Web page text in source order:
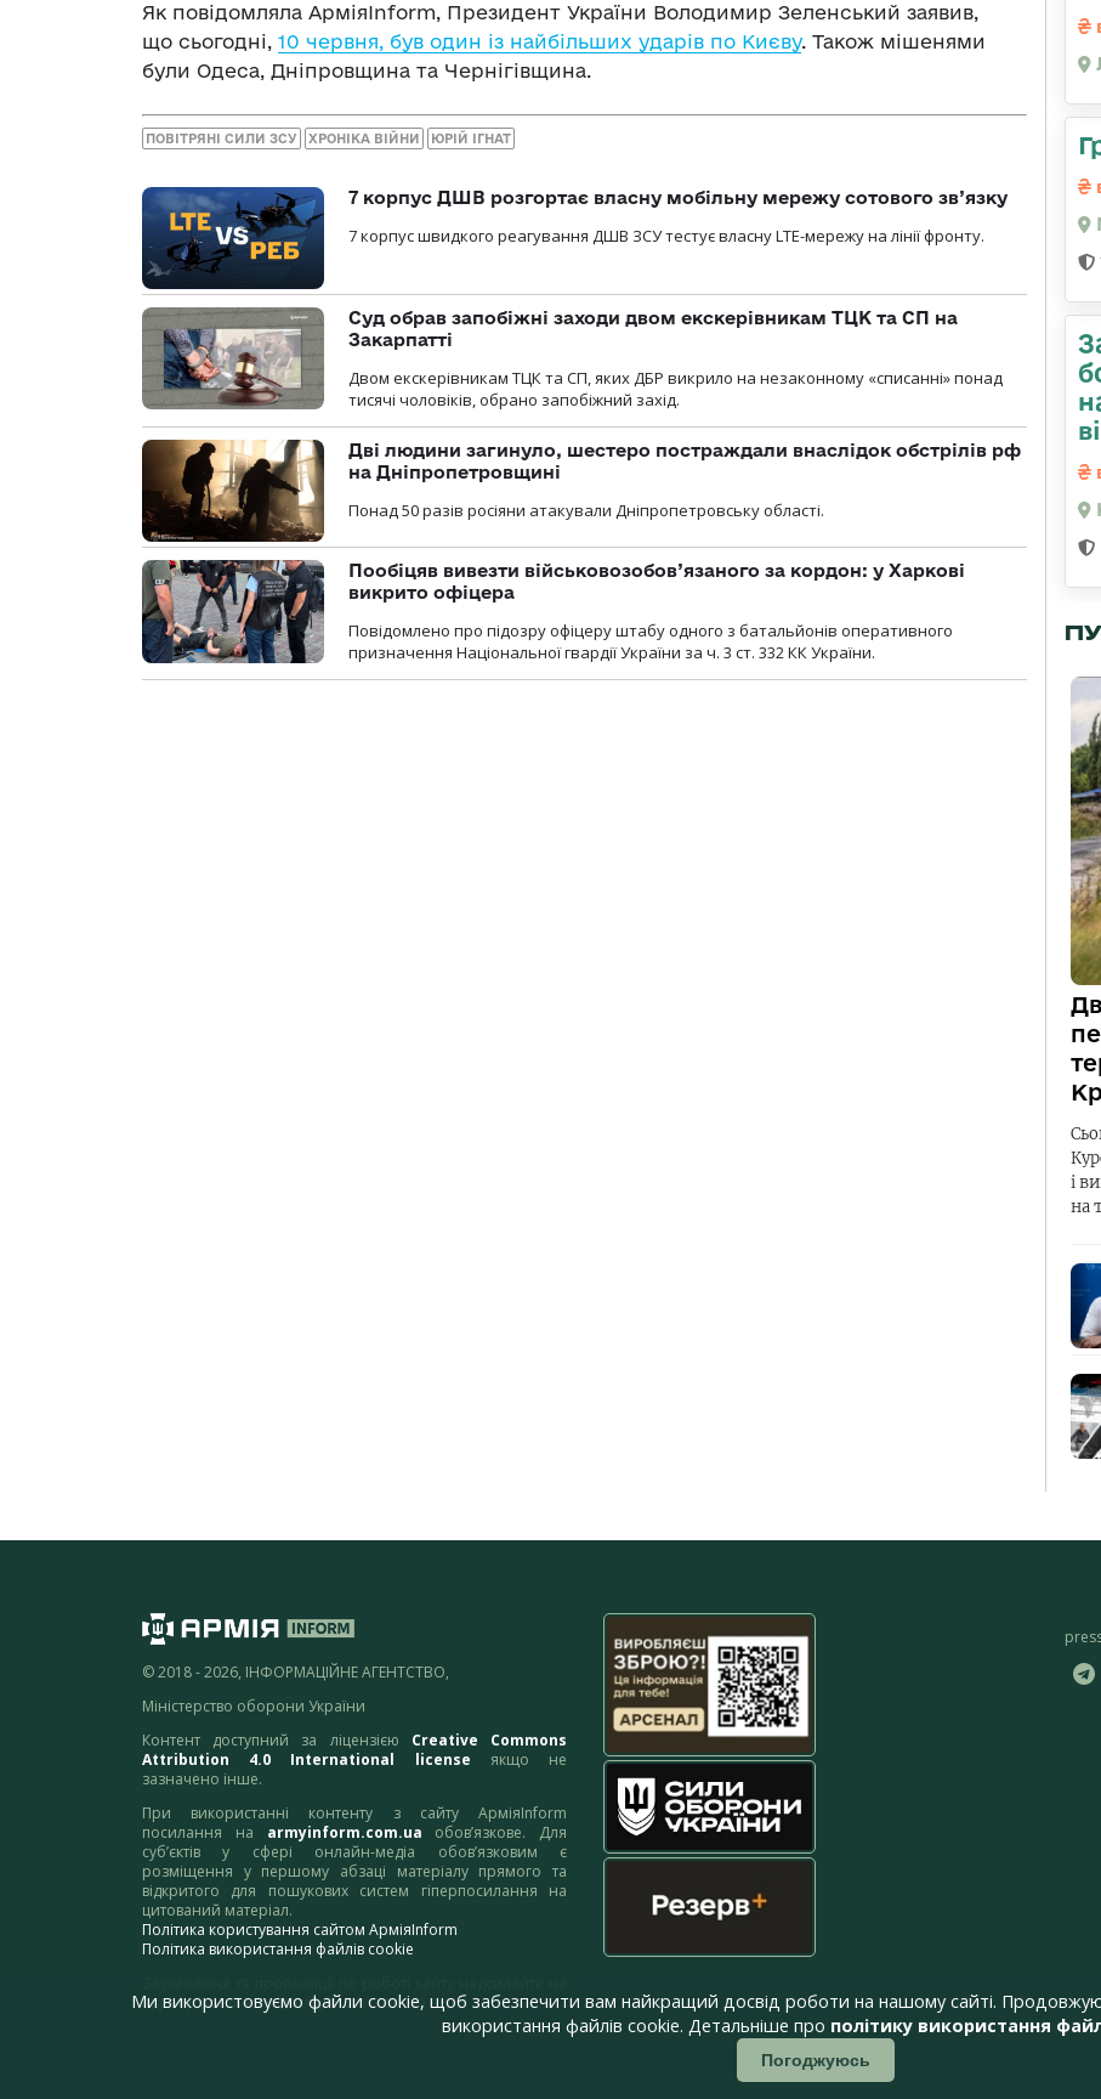
Як повідомляла АрміяInform, Президент України Володимир Зеленський заявив,
що сьогодні, 10 червня, був один із найбільших ударів по Києву. Також мішенями
були Одеса, Дніпровщина та Чернігівщина.
ПОВІТРЯНІ СИЛИ ЗСУ ХРОНІКА ВІЙНИ ЮРІЙ ІГНАТ
7 корпус ДШВ розгортає власну мобільну мережу сотового зв’язку
7 корпус швидкого реагування ДШВ ЗСУ тестує власну LTE-мережу на лінії фронту.
Суд обрав запобіжні заходи двом екскерівникам ТЦК та СП на
Закарпатті
Двом екскерівникам ТЦК та СП, яких ДБР викрило на незаконному «списанні» понад
тисячі чоловіків, обрано запобіжний захід.
Дві людини загинуло, шестеро постраждали внаслідок обстрілів рф
на Дніпропетровщині
Понад 50 разів росіяни атакували Дніпропетровську області.
Пообіцяв вивезти військовозобов’язаного за кордон: у Харкові
викрито офіцера
Повідомлено про підозру офіцеру штабу одного з батальйонів оперативного
призначення Національної гвардії України за ч. 3 ст. 332 КК України.
і
на
© 2018 - 2026, ІНФОРМАЦІЙНЕ АГЕНТСТВО,
Міністерство оборони України
Контент доступний за ліцензією Creative Commons
Attribution 4.0 International license якщо не
зазначено інше.
При використанні контенту з сайту АрміяInform
посилання на armyinform.com.ua обов’язкове. Для
суб’єктів у сфері онлайн-медіа обов’язковим є
розміщення у першому абзаці матеріалу прямого та
відкритого для пошукових систем гіперпосилання на
цитований матеріал.
Політика користування сайтом АрміяInform
Політика використання файлів cookie
адресу:webmaster@armyinform.com.ua
Ми використовуємо файли cookie, щоб забезпечити вам найкращий досвід роботи на нашому сайті.
використання файлів cookie. Детальніше про політику використання
Погоджуюсь